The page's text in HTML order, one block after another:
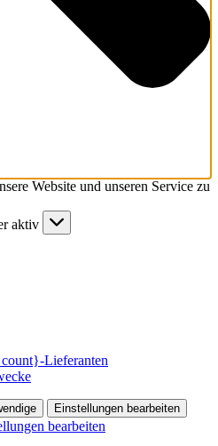
Website und unseren Service zu
aktiv
Lieferanten
Einstellungen bearbeiten
bearbeiten